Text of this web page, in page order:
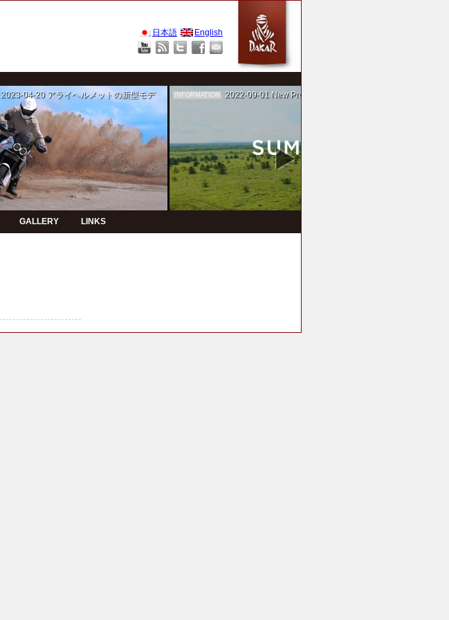
日本語 English
2023-04-20 アライヘルメットの新型モデルPVの制作を担当 INFORMATION 2022-09-01 New Project！ 未来SUMIKA実験箱
GALLERY LINKS